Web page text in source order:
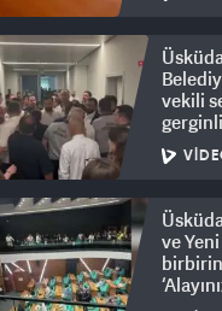
vekili
ve